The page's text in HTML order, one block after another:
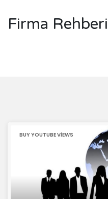
Firma Rehberi
BUY YOUTUBE VIEWS